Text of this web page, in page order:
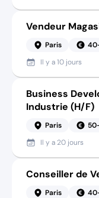
Vendeur
Paris
Il y a10 jours
Business
Industrie (H/F)
Paris
Il y a 20 jours
Conseiller de
Paris